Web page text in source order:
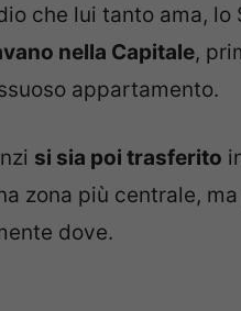
che lui tanto ama, lo
nella Capitale,
appartamento.
si sia poi trasferito
zona più centrale,
dove.